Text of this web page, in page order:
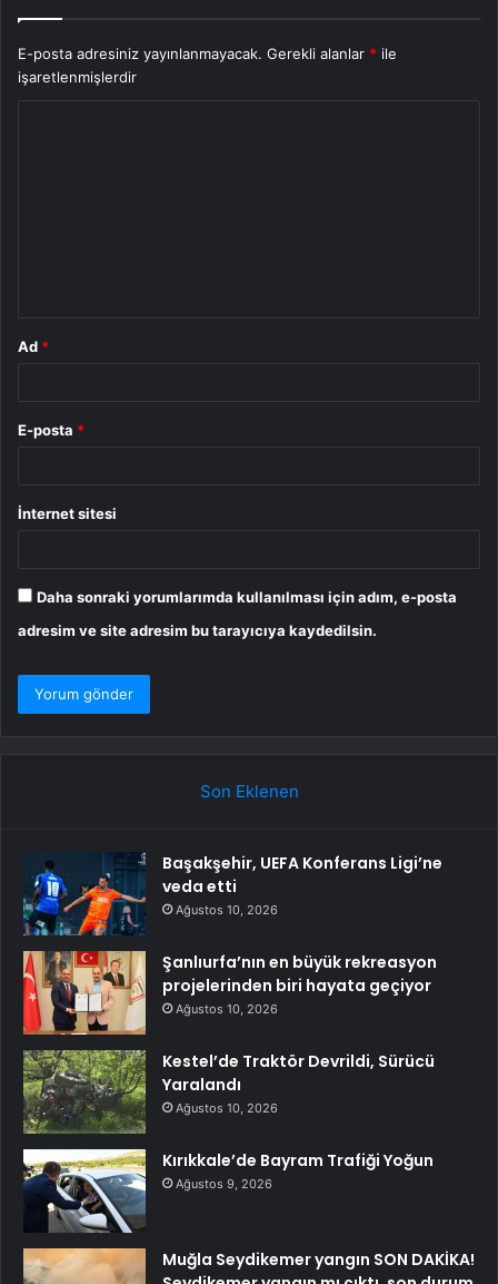
E-posta adresiniz yayınlanmayacak. Gerekli alanlar * ile
işaretlenmişlerdir
Ad *
E-posta *
İnternet sitesi
Daha sonraki yorumlarımda kullanılması için adım, e-posta
adresim ve site adresim bu tarayıcıya kaydedilsin.
Son Eklenen
Başakşehir, UEFA Konferans Ligi’ne
veda etti
Ağustos 10, 2026
Şanlıurfa’nın en büyük rekreasyon
projelerinden biri hayata geçiyor
Ağustos 10, 2026
Kestel’de Traktör Devrildi, Sürücü
Yaralandı
Ağustos 10, 2026
Kırıkkale’de Bayram Trafiği Yoğun
Ağustos 9, 2026
Muğla Seydikemer yangın SON DAKİKA!